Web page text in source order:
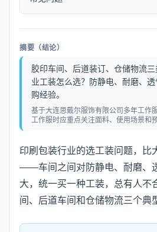
摘要（结论）
胶印车间、后道装订、仓储物流
业工装怎么选？防静电、耐磨、
购经验。
基于大连思戴尔服饰有限公司多年工作
工作服时应重点关注面料、使用场景和
印刷包装行业的选工装问题，比
——车间之间对防静电、耐磨、
大，统一买一种工装，总有人不
间、后道车间和仓储物流三个典